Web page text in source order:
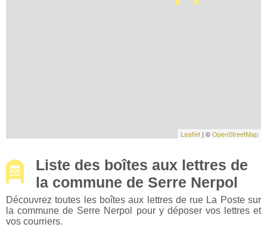
Leaflet | ©OpenStreetMap
Liste des boîtes aux lettres de
la commune de Serre Nerpol
Découvrez toutes les boîtes aux lettres de rue La Poste sur
la commune de Serre Nerpol pour y déposer vos lettres et
vos courriers.